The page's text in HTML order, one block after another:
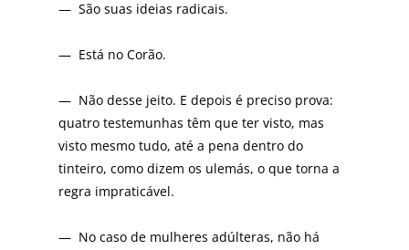
— São suas ideias radicais.
— Está no Corão.
— Não desse jeito. E depois é preciso prova:
quatro testemunhas têm que ter visto, mas
visto mesmo tudo, até a pena dentro do
tinteiro, como dizem os ulemás, o que torna a
regra impraticável.
— No caso de mulheres adúlteras, não há